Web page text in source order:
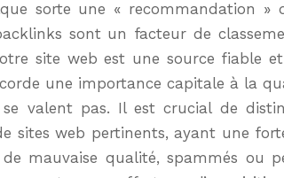
sorte une « recommandation
sont un facteur de
site web est une source fiable
une importance capitale à la
se valent pas. Il est crucial de
sites web pertinents, ayant une
mauvaise qualité, spammés ou